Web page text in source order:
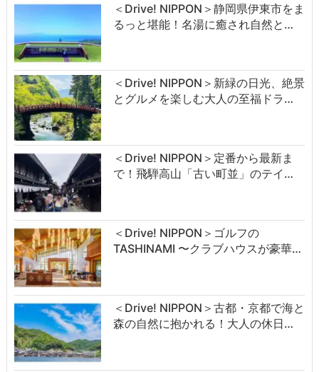
＜Drive! NIPPON＞静岡県伊東市をま
るっと堪能！名湯に癒され自然と…
＜Drive! NIPPON＞新緑の日光、絶景
とグルメを楽しむ大人の至福ドラ…
＜Drive! NIPPON＞定番から最新ま
で！飛騨高山「古い町並」のテイ…
＜Drive! NIPPON＞ゴルフの
TASHINAMI 〜クラブハウスが豪華…
＜Drive! NIPPON＞古都・京都で海と
森の自然に抱かれる！大人の休日…